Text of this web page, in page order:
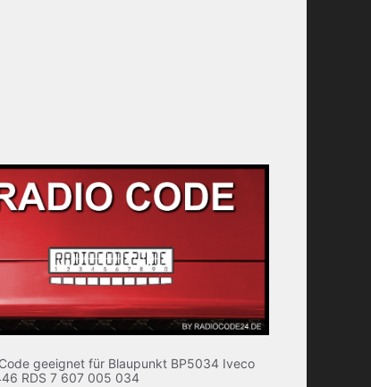
geeignet für Blaupunkt BP5034 Iveco
RDS 7 607 005 034